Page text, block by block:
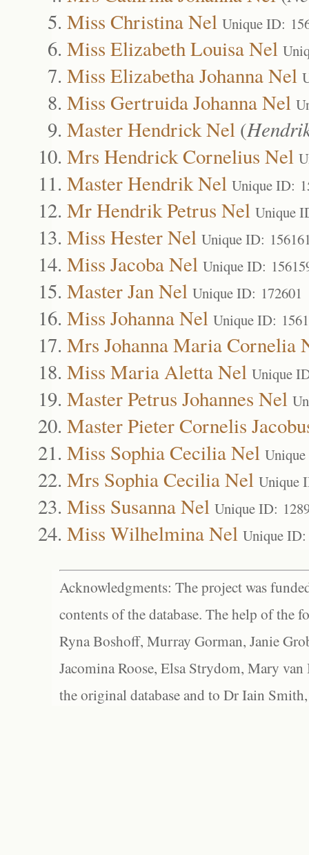
Miss Christina Nel Unique ID:
Miss Elizabeth Louisa Nel
Miss Elizabetha Johanna Nel
Miss Gertruida Johanna Nel
Master Hendrick Nel (
Mrs Hendrick Cornelius Nel
Master Hendrik Nel Unique ID:
Mr Hendrik Petrus Nel Unique
Miss Hester Nel Unique ID:
Miss Jacoba Nel Unique ID:
Master Jan Nel Unique ID: 172601
Miss Johanna Nel Unique ID:
Mrs Johanna Maria Cornelia
Miss Maria Aletta Nel Unique
Master Petrus Johannes Nel
Master Pieter Cornelis
Miss Sophia Cecilia Nel
Mrs Sophia Cecilia Nel Unique
Miss Susanna Nel Unique ID:
Miss Wilhelmina Nel Unique
Acknowledgments: The project was
contents of the database. The help of the
Ryna Boshoff, Murray Gorman, Janie
Jacomina Roose, Elsa Strydom, Mary
the original database and to Dr Iain